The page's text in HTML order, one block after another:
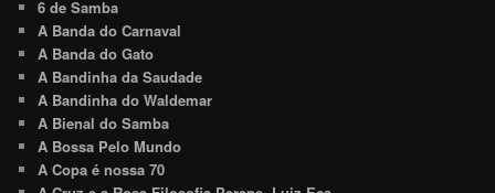
6 de Samba
A Banda do Carnaval
A Banda do Gato
A Bandinha da Saudade
A Bandinha do Waldemar
A Bienal do Samba
A Bossa Pelo Mundo
A Copa é nossa 70